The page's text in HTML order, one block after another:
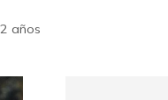
años